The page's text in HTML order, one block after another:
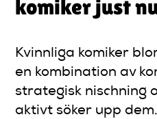
komiker just
Kvinnliga komiker
en kombination av
strategisk nischning
aktivt söker upp